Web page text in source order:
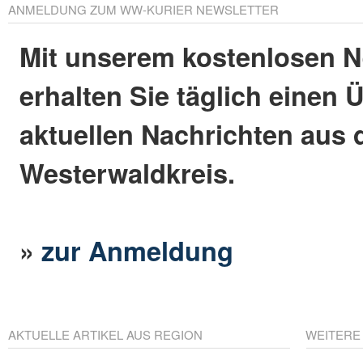
ANMELDUNG ZUM WW-KURIER NEWSLETTER
Mit unserem kostenlosen
erhalten Sie täglich einen
aktuellen Nachrichten aus
Westerwaldkreis.
»zur Anmeldung
AKTUELLE ARTIKEL AUS REGION